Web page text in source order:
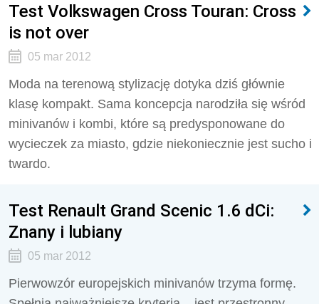
Test Volkswagen Cross Touran: Cross
is not over
05 mar 2012
Moda na terenową stylizację dotyka dziś głównie
klasę kompakt. Sama koncepcja narodziła się wśród
minivanów i kombi, które są predysponowane do
wycieczek za miasto, gdzie niekoniecznie jest sucho i
twardo.
Test Renault Grand Scenic 1.6 dCi:
Znany i lubiany
05 mar 2012
Pierwowzór europejskich minivanów trzyma formę.